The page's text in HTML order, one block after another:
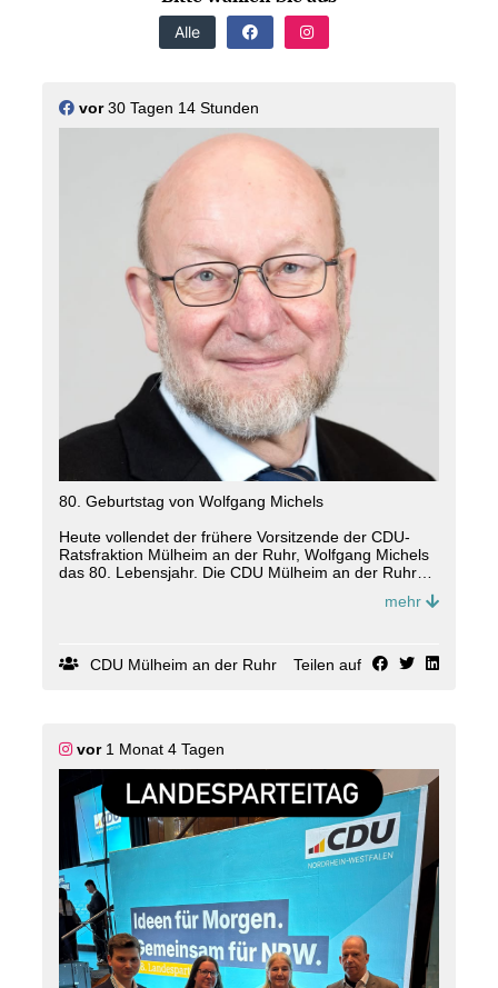
Alle
vor30 Tagen 14 Stunden
80. Geburtstag von Wolfgang Michels
Heute vollendet der frühere Vorsitzende der CDU-
Ratsfraktion Mülheim an der Ruhr, Wolfgang Michels
das 80. Lebensjahr. Die CDU Mülheim an der Ruhr
1994 wurde er erstmals in den Rat der Stadt Mülheim
an der Ruhr gewählt. Mehr als ein Vierteljahrhundert
vertrat er die Interessen der Saarner Bürgerinnen und
Bürger im Rat. Von 2007 bis 2017 stand er zudem als
Fraktionsvorsitzender an der Spitze der CDU-
Ratsfraktion.
Sein kommunalpolitisches Wirken war insbesondere
von seinem großen Engagement in der Finanz-
Wirtschafts- und Planungspolitik geprägt. Mit
Sachverstand, Weitblick und Beharrlichkeit setzte er
sich über viele Jahre für eine solide Haushaltsführung
und eine nachhaltige Entwicklung der Stadt ein.
mehr
CDU Mülheim an der Ruhr Teilen auf
vor1 Monat 4 Tagen